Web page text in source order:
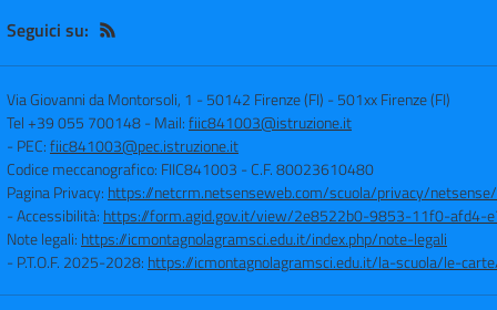
Seguici su:
Via Giovanni da Montorsoli, 1 - 50142 Firenze (FI) -501xx Firenze (FI)
Tel +39 055 700148- Mail:fiic841003@istruzione.it
- PEC:fiic841003@pec.istruzione.it
Codice meccanografico: FIIC841003 - C.F. 80023610480
Pagina Privacy: https://netcrm.netsenseweb.com/scuola/privacy/
- Accessibilità: https://form.agid.gov.it/view/2e8522b0-9853-11f0-afd4-
Note legali: https://icmontagnolagramsci.edu.it/index.php/note-legali
- P.T.O.F. 2025-2028: https://icmontagnolagramsci.edu.it/la-scuola/le-